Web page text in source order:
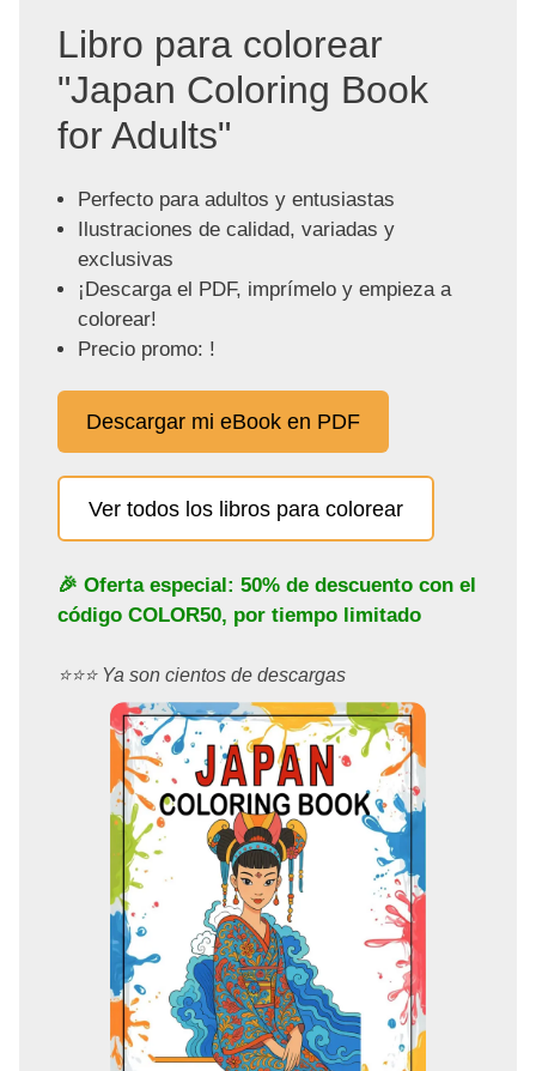
Libro para colorear
"Japan Coloring Book
for Adults"
Perfecto para adultos y entusiastas
Ilustraciones de calidad, variadas y
exclusivas
¡Descarga el PDF, imprímelo y empieza a
colorear!
Precio promo: !
Descargar mi eBook en PDF
Ver todos los libros para colorear
🎉 Oferta especial: 50% de descuento con el
código COLOR50, por tiempo limitado
⭐️⭐️⭐️ Ya son cientos de descargas